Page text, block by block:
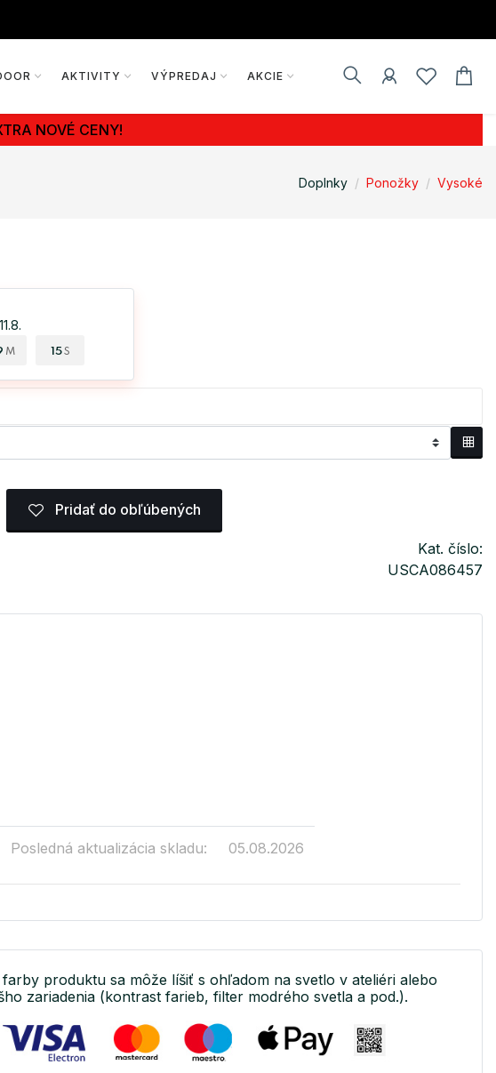
AKTIVITY VÝPREDAJ AKCIE
NOVÉ CENY!
Doplnky Ponožky Vysoké
M 14 S
Pridať do obľúbených
Kat. číslo:
USCA086457
Posledná aktualizácia skladu: 05.08.2026
produktu sa môže líšiť s ohľadom na svetlo v ateliéri alebo
zariadenia (kontrast farieb, filter modrého svetla a pod.).